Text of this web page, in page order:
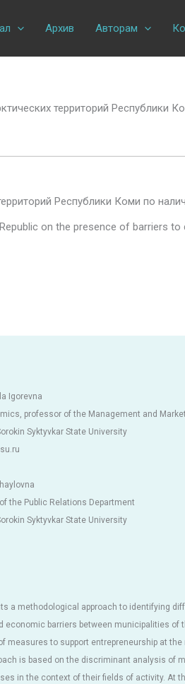
Архив Авторам
территорий Республики
Республики Коми по
on the presence of barriers
Igorevna
professor of the Management and
Syktyvkar State University
the Public Relations Department
Syktyvkar State University
a methodological approach to identifying
economic barriers between municipalities of
measures to support entrepreneurship at
is based on the discriminant analysis of
in the context of their fields of activity. At